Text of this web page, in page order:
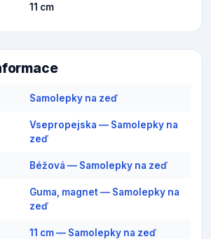
11 cm
Samolepky na zeď
Vsepropejska — Samolepky na
zeď
Béžová — Samolepky na zeď
Guma, magnet — Samolepky na
zeď
11 cm — Samolepky na zeď